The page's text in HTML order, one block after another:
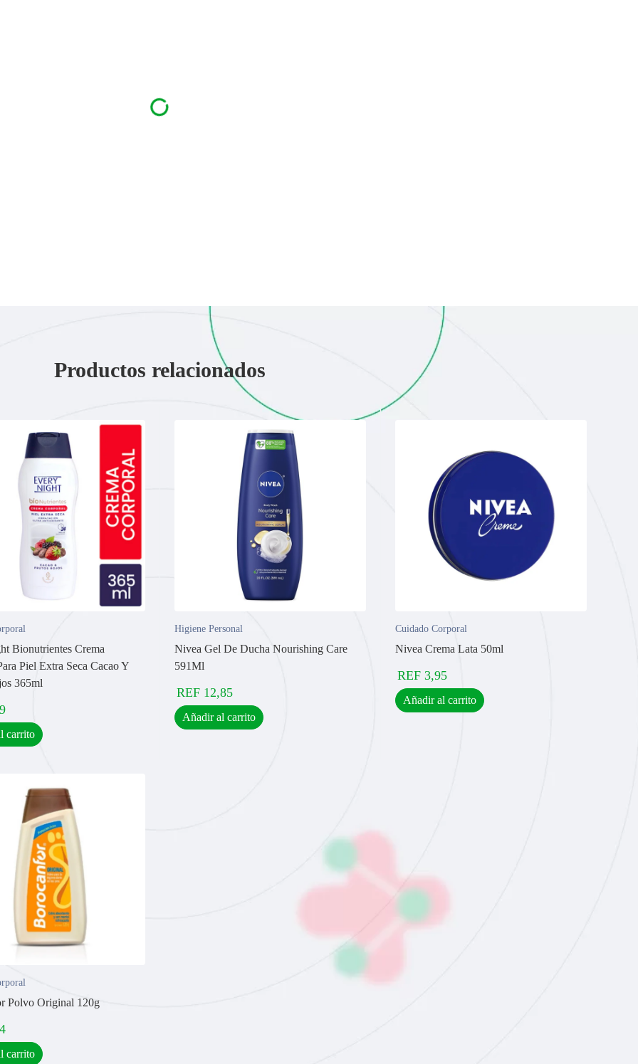
Productos relacionados
Bionutrientes Crema
Piel Extra Seca Cacao Y
365ml
carrito
Higiene Personal
Nivea Gel De Ducha Nourishing Care
591Ml
REF 12,85
Añadir al carrito
Cuidado Corporal
Nivea Crema Lata 50ml
REF 3,95
Añadir al carrito
Polvo Original 120g
carrito